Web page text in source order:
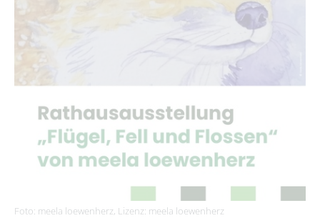
Foto: meela loewenherz, Lizenz: meela loewenherz